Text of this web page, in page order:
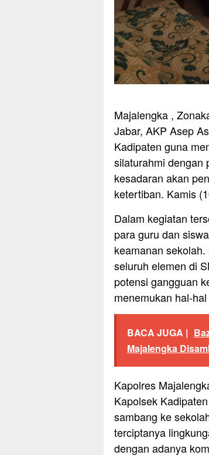
Majalengka ,
Jabar, AKP Asep
Kadipaten guna
silaturahmi dengan
kesadaran akan
ketertiban. Kamis
Dalam kegiatan
para guru dan
keamanan
seluruh elemen di
potensi gangguan
menemukan hal-
BACA JUGA |
Majalengka
Kapolres
Kapolsek
sambang ke
terciptanya
dengan adanya